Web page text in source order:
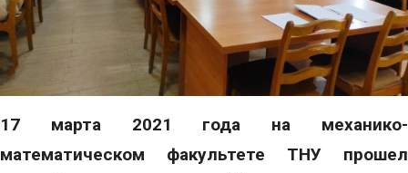
17 марта 2021 года на механико-
математическом факультете ТНУ прошел